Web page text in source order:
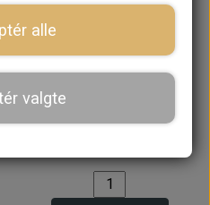
Sportspack Fælg
6x13 - Reproduktion
alle
valgte